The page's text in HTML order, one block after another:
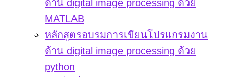
ด้าน digital image processing ด้วย
MATLAB
หลักสูตรอบรมการเขียนโปรแกรมงาน
ด้าน digital image processing ด้วย
python